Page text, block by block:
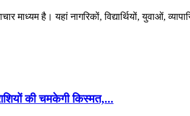
माध्यम है। यहां नागरिकों, विद्यार्थियों, युवाओं,
की चमकेगी किस्मत,...